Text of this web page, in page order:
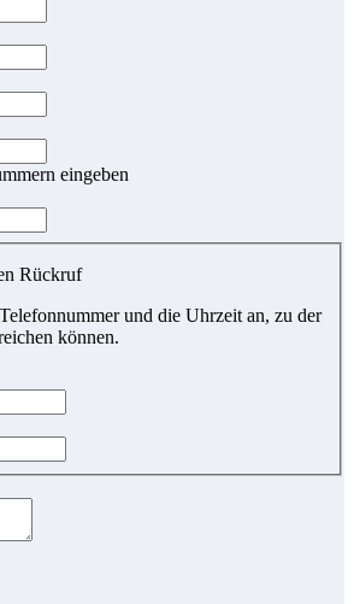
eingeben
Rückruf
und die Uhrzeit an, zu der
können.